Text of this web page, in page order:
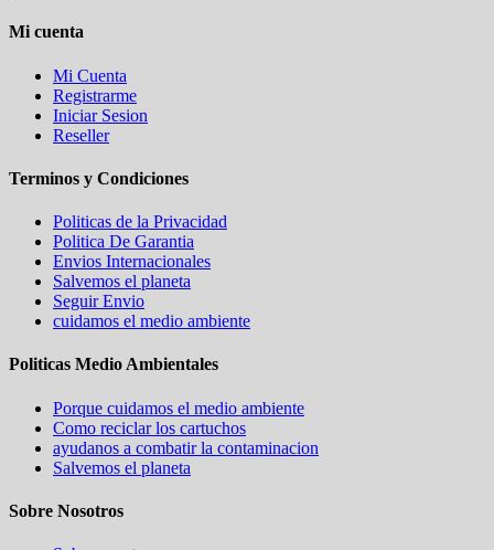
Mi cuenta
Mi Cuenta
Registrarme
Iniciar Sesion
Reseller
Terminos y Condiciones
Politicas de la Privacidad
Politica De Garantia
Envios Internacionales
Salvemos el planeta
Seguir Envio
cuidamos el medio ambiente
Politicas Medio Ambientales
Porque cuidamos el medio ambiente
Como reciclar los cartuchos
ayudanos a combatir la contaminacion
Salvemos el planeta
Sobre Nosotros